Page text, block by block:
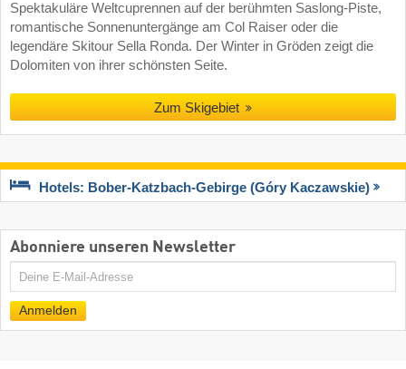
Spektakuläre Weltcuprennen auf der berühmten Saslong-Piste,
romantische Sonnenuntergänge am Col Raiser oder die
legendäre Skitour Sella Ronda. Der Winter in Gröden zeigt die
Dolomiten von ihrer schönsten Seite.
Zum Skigebiet
Hotels: Bober-Katzbach-Gebirge (Góry Kaczawskie)
Abonniere unseren Newsletter
E-
Anmelden